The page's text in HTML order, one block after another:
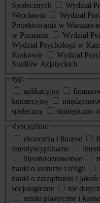
Społecznych
Wydział
Wrocławiu
Wydział
Projektowania w Warszawie
w Poznaniu
Wydział
Wydział Psychologii w
Krakowie
Wydział
Studiów Azjatyckich
typ:
aplikacyjny
komercyjny
społeczny
dyscyplina:
ekonomia i finanse
interdyscyplinarne
literaturoznawstwo
nauki o kulturze i religii
nauki o zarządzaniu i
socjologiczne
nie
sztuki plastyczne i